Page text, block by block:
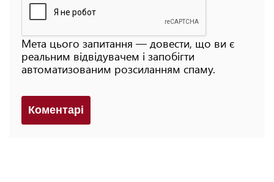
Мета цього запитання — довести, що ви є
реальним відвідувачем і запобігти
автоматизованим розсиланням спаму.
Коментарi